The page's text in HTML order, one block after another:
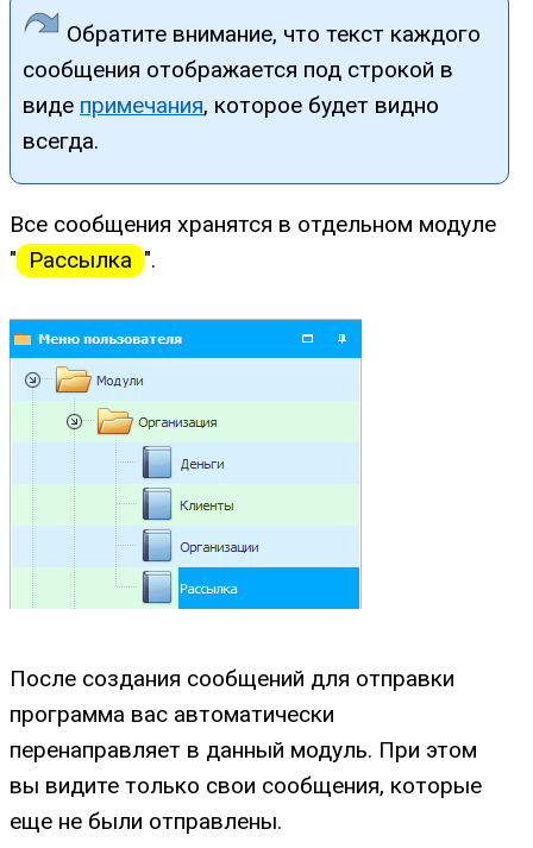
Обратите внимание, что текст каждого
сообщения отображается под строкой в
виде примечания, которое будет видно
всегда.
Все сообщения хранятся в отдельном модуле
" Рассылка ".
После создания сообщений для отправки
программа вас автоматически
перенаправляет в данный модуль. При этом
вы видите только свои сообщения, которые
еще не были отправлены.